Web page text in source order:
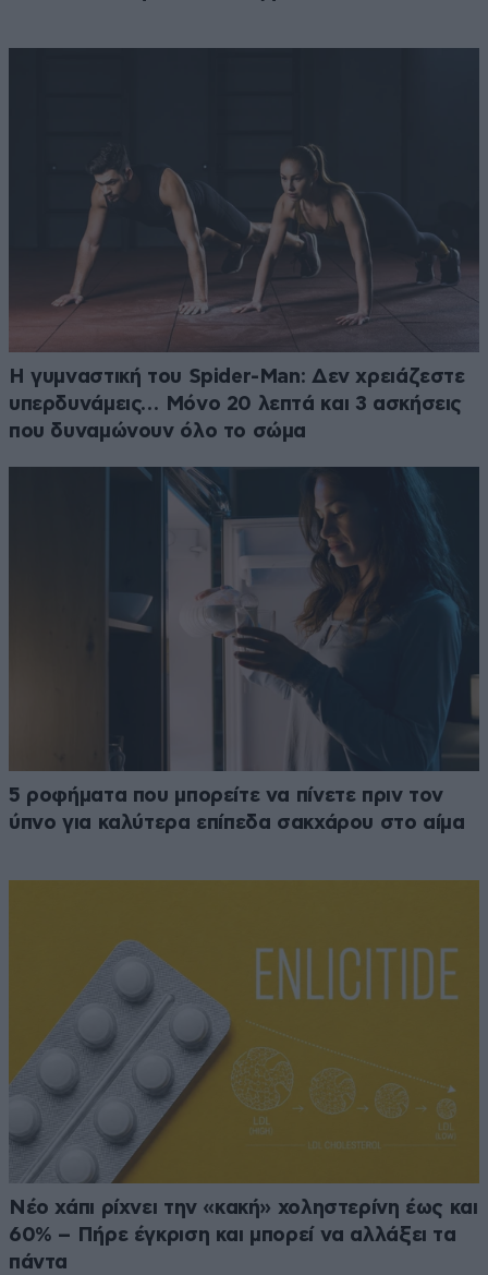
Η γυμναστική του Spider-Man: Δεν χρειάζεστε
υπερδυνάμεις… Μόνο 20 λεπτά και 3 ασκήσεις
που δυναμώνουν όλο το σώμα
5 ροφήματα που μπορείτε να πίνετε πριν τον
ύπνο για καλύτερα επίπεδα σακχάρου στο αίμα
Νέο χάπι ρίχνει την «κακή» χοληστερίνη έως και
60% – Πήρε έγκριση και μπορεί να αλλάξει τα
πάντα